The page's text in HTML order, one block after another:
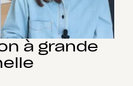
à grande